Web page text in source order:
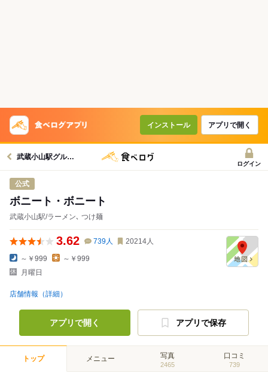
インストール アプリで開く
武蔵小山駅グルメへ
ログイン
公式
ボニート・ボニート
武蔵小山駅/ラーメン､ つけ麺
3.62 739人 20214人
～￥999
～￥999
月曜日
店舗情報（詳細）
アプリで開く アプリで保存
トップ メニュー 写真
2465
口コミ
739